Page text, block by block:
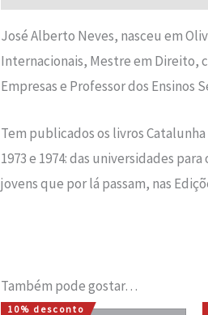
José Alberto Neves, nasceu em
Internacionais, Mestre em Direito,
Empresas e Professor dos Ensinos
Tem publicados os livros
1973 e 1974: das universidades
jovens que por lá passam, nas
Também pode gostar…
10% desconto